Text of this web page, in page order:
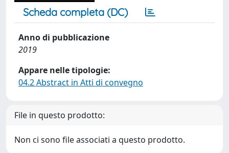
Scheda completa (DC)
Anno di pubblicazione
2019
Appare nelle tipologie:
04.2 Abstract in Atti di convegno
File in questo prodotto:
Non ci sono file associati a questo prodotto.